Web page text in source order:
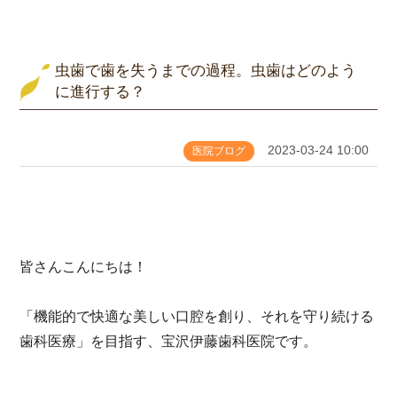
虫歯で歯を失うまでの過程。虫歯はどのよう
に進行する？
医院ブログ 2023-03-24 10:00
皆さんこんにちは！
「機能的で快適な美しい口腔を創り、それを守り続ける
歯科医療」を目指す、宝沢伊藤歯科医院です。